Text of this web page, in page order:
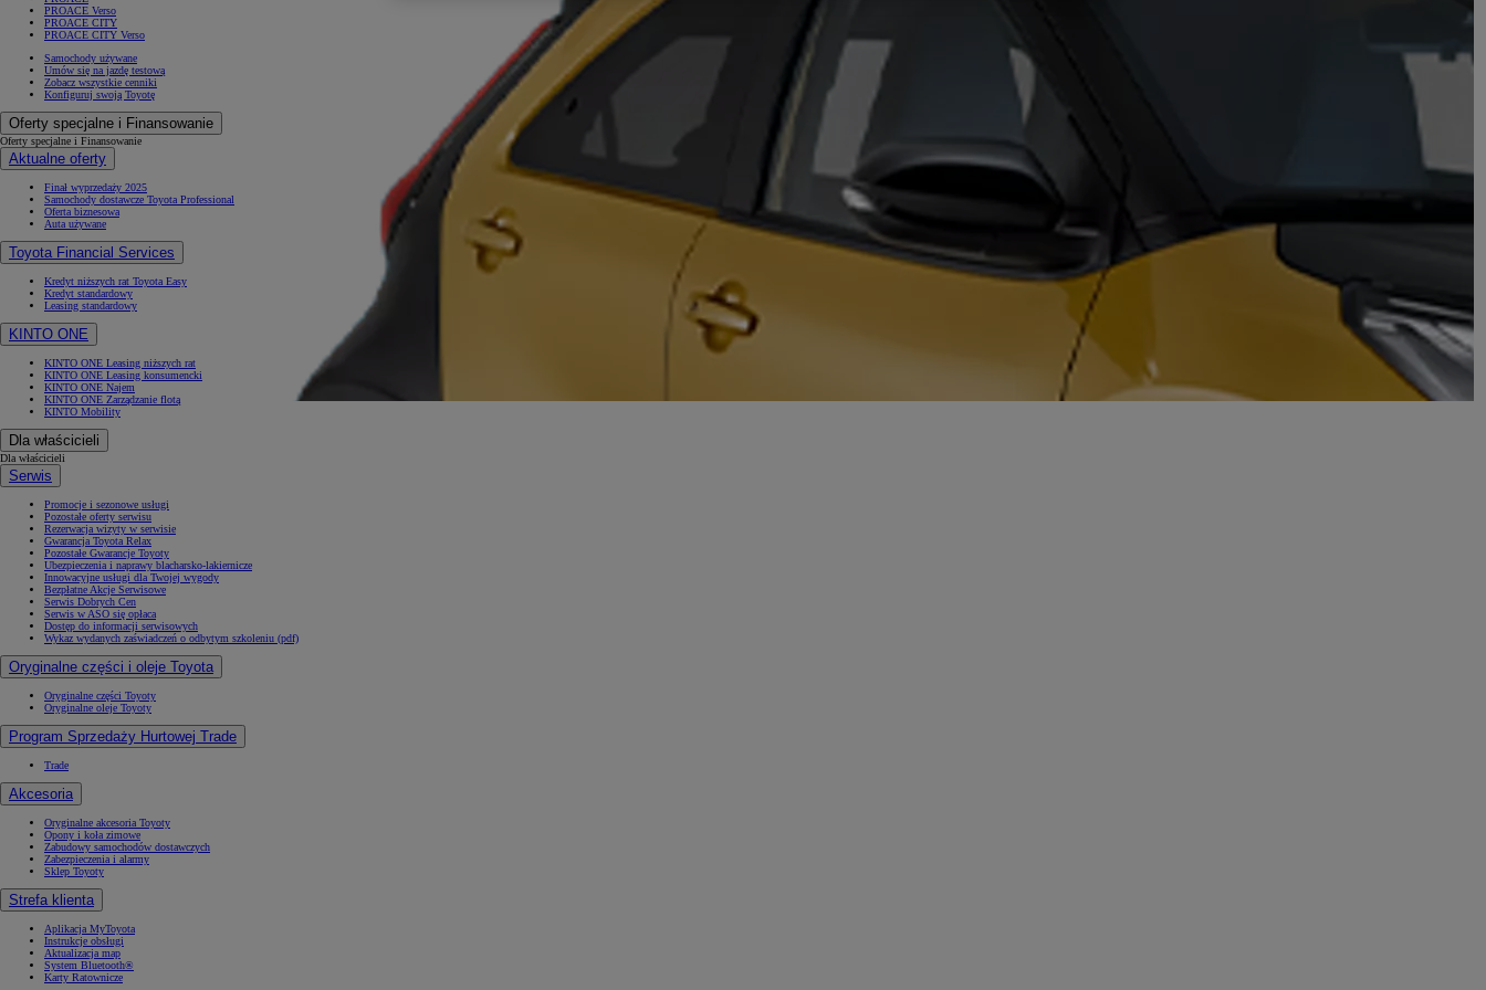
PROACE Verso
PROACE CITY
PROACE CITY Verso
Samochody używane
Umów się na jazdę testową
Zobacz wszystkie cenniki
Konfiguruj swoją Toyotę
Oferty specjalne i Finansowanie
Oferty specjalne i Finansowanie
Aktualne oferty
Finał wyprzedaży 2025
Samochody dostawcze Toyota Professional
Oferta biznesowa
Auta używane
Toyota Financial Services
Kredyt niższych rat Toyota Easy
Kredyt standardowy
Leasing standardowy
KINTO ONE
KINTO ONE Leasing niższych rat
KINTO ONE Leasing konsumencki
KINTO ONE Najem
KINTO ONE Zarządzanie flotą
KINTO Mobility
Dla właścicieli
Dla właścicieli
Serwis
Promocje i sezonowe usługi
Pozostałe oferty serwisu
Rezerwacja wizyty w serwisie
Gwarancja Toyota Relax
Pozostałe Gwarancje Toyoty
Ubezpieczenia i naprawy blacharsko-lakiernicze
Innowacyjne usługi dla Twojej wygody
Bezpłatne Akcje Serwisowe
Serwis Dobrych Cen
Serwis w ASO się opłaca
Dostęp do informacji serwisowych
Wykaz wydanych zaświadczeń o odbytym szkoleniu (pdf)
Oryginalne części i oleje Toyota
Oryginalne części Toyoty
Oryginalne oleje Toyoty
Program Sprzedaży Hurtowej Trade
Trade
Akcesoria
Oryginalne akcesoria Toyoty
Opony i koła zimowe
Zabudowy samochodów dostawczych
Zabezpieczenia i alarmy
Sklep Toyoty
Strefa klienta
Aplikacja MyToyota
Instrukcje obsługi
Aktualizacja map
System Bluetooth®
Karty Ratownicze